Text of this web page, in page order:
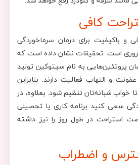
و باکیفیت برای درمان سرماخوردگی
است. تحقیقات نشان داده است که
پروتئین‌هایی به نام سیتوکین تولید
و التهاب فعالیت دارند. بنابراین
خواب شبانه‌تان تنظیم شود. بعلاوه، در
سعی کنید برنامه کاری یا تحصیلی
استراحت در طول روز را نیز داشته